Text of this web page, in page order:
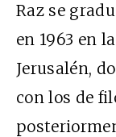
Raz se
en 1963 en
Jerusalén,
con los de